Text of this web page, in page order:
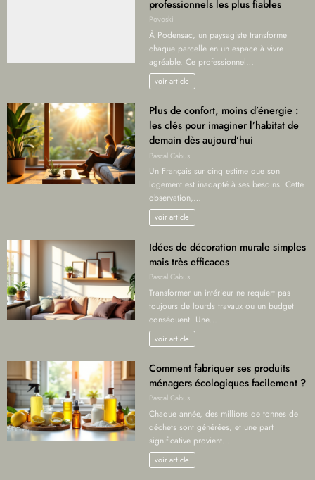
professionnels les plus fiables
Povoski
À Podensac, un paysagiste transforme
chaque parcelle en un espace à vivre
agréable. Ce professionnel…
voir article
Plus de confort, moins d’énergie :
les clés pour imaginer l’habitat de
demain dès aujourd’hui
Pascal Cabus
Un Français sur cinq estime que son
logement est inadapté à ses besoins. Cette
observation,…
voir article
Idées de décoration murale simples
mais très efficaces
Pascal Cabus
Transformer un intérieur ne requiert pas
toujours de lourds travaux ou un budget
conséquent. Une…
voir article
Comment fabriquer ses produits
ménagers écologiques facilement ?
Pascal Cabus
Chaque année, des millions de tonnes de
déchets sont générées, et une part
significative provient…
voir article